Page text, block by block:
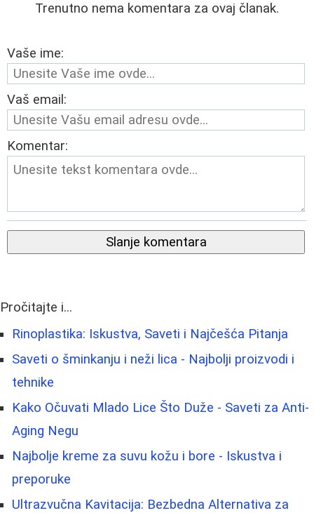
Trenutno nema komentara za ovaj članak.
Vaše ime:
Vaš email:
Komentar:
Slanje komentara
Pročitajte i...
Rinoplastika: Iskustva, Saveti i Najčešća Pitanja
Saveti o šminkanju i neži lica - Najbolji proizvodi i
tehnike
Kako Očuvati Mlado Lice Što Duže - Saveti za Anti-
Aging Negu
Najbolje kreme za suvu kožu i bore - Iskustva i
preporuke
Ultrazvučna Kavitacija: Bezbedna Alternativa za